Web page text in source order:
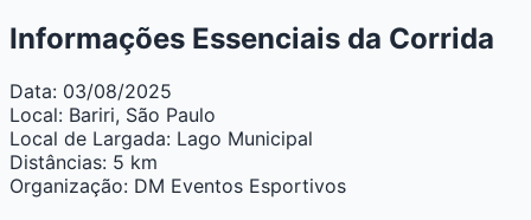
Informações Essenciais da Corrida
Data: 03/08/2025
Local: Bariri, São Paulo
Local de Largada: Lago Municipal
Distâncias: 5 km
Organização: DM Eventos Esportivos